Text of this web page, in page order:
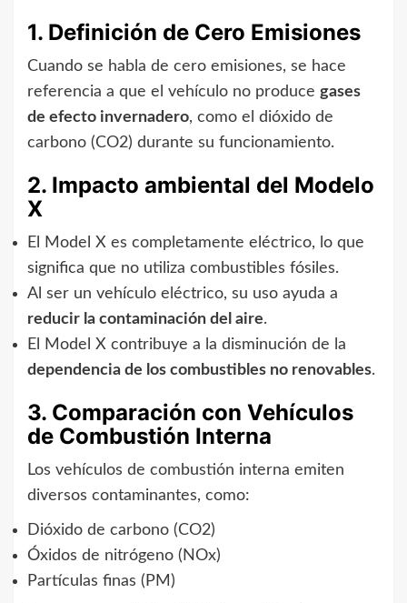
1. Definición de Cero Emisiones
Cuando se habla de cero emisiones, se hace
referencia a que el vehículo no produce gases
de efecto invernadero, como el dióxido de
carbono (CO2) durante su funcionamiento.
2. Impacto ambiental del Modelo
X
El Model X es completamente eléctrico, lo que
significa que no utiliza combustibles fósiles.
Al ser un vehículo eléctrico, su uso ayuda a
reducir la contaminación del aire.
El Model X contribuye a la disminución de la
dependencia de los combustibles no renovables.
3. Comparación con Vehículos
de Combustión Interna
Los vehículos de combustión interna emiten
diversos contaminantes, como:
Dióxido de carbono (CO2)
Óxidos de nitrógeno (NOx)
Partículas finas (PM)